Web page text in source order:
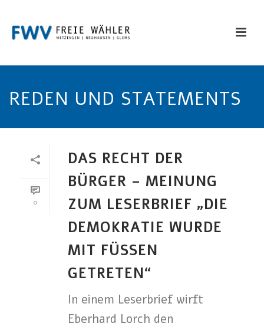
REDEN UND STATEMENTS
0
DAS RECHT DER
BÜRGER – MEINUNG
ZUM LESERBRIEF „DIE
DEMOKRATIE WURDE
MIT FÜSSEN G
ETRETEN“
In einem Leserbrief wirft
Eberhard Lorch den